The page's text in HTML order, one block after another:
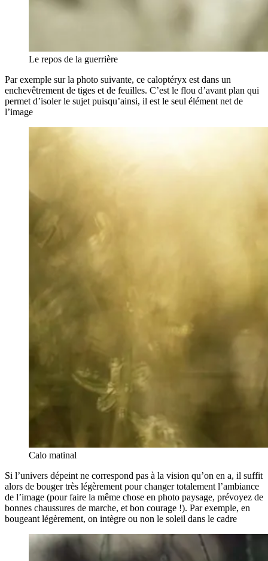
Le repos de la guerrière
Par exemple sur la photo suivante, ce caloptéryx est dans un
enchevêtrement de tiges et de feuilles. C’est le flou d’avant plan qui
permet d’isoler le sujet puisqu’ainsi, il est le seul élément net de
l’image
Calo matinal
Si l’univers dépeint ne correspond pas à la vision qu’on en a, il suffit
alors de bouger très légèrement pour changer totalement l’ambiance
de l’image (pour faire la même chose en photo paysage, prévoyez de
bonnes chaussures de marche, et bon courage !). Par exemple, en
bougeant légèrement, on intègre ou non le soleil dans le cadre